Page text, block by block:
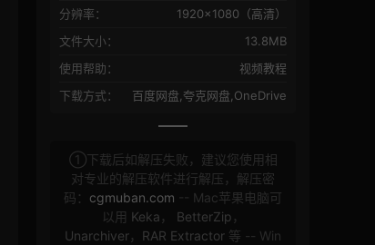
分辨率：
1920×1080（高清）
文件大小：
13.8MB
使用帮助：
视频教程
下载方式：
百度网盘,夸克网盘,OneDrive
①下载后如解压失败，建议您使用相
对专业的解压软件进行解压，解压密
码： cgmuban.com -- Mac苹果电脑可
以用 Keka ， BetterZip ，
Unarchiver， RAR Extractor 等 -- Win